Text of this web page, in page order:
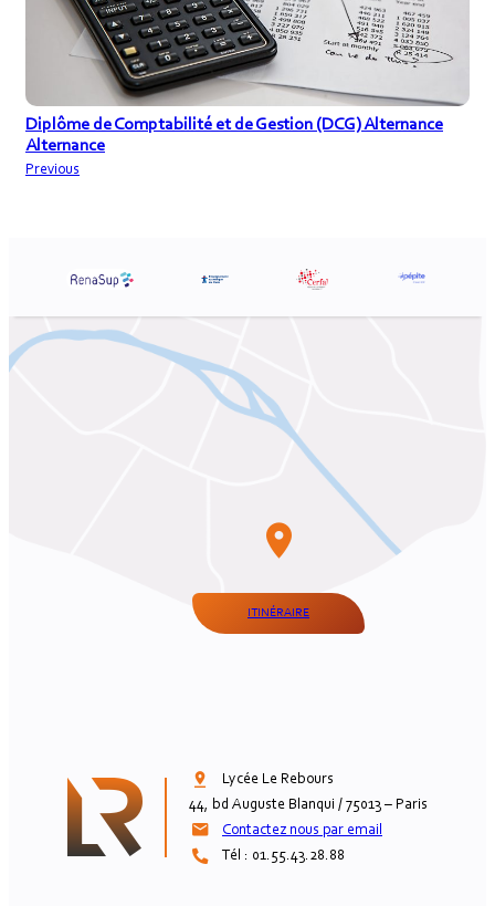
Diplôme de Comptabilité et de Gestion (DCG) Alternance
Alternance
Previous

Lycée Le Rebours
44, bd Auguste Blanqui / 75013 – Paris
Contactez nous par email
Tél : 01.55.43.28.88
ITINÉRAIRE